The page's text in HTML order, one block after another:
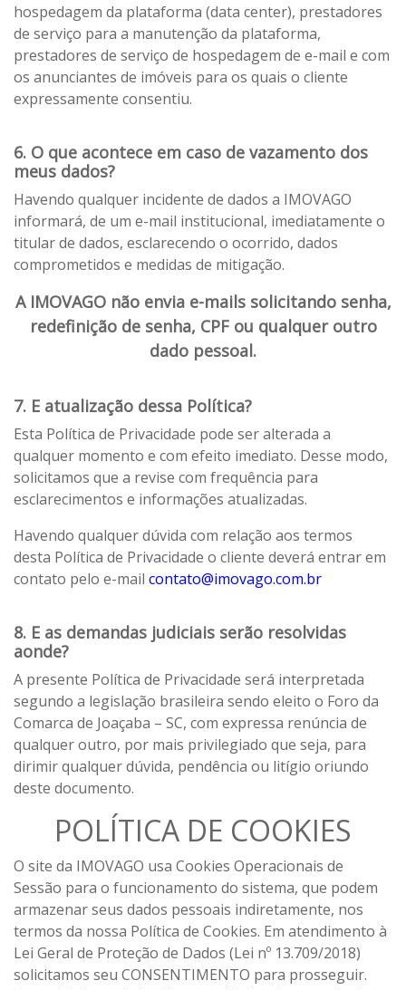
hospedagem da plataforma (data center), prestadores
de serviço para a manutenção da plataforma,
prestadores de serviço de hospedagem de e-mail e com
os anunciantes de imóveis para os quais o cliente
expressamente consentiu.
6. O que acontece em caso de vazamento dos
meus dados?
Havendo qualquer incidente de dados a IMOVAGO
informará, de um e-mail institucional, imediatamente o
titular de dados, esclarecendo o ocorrido, dados
comprometidos e medidas de mitigação.
A IMOVAGO não envia e-mails solicitando senha,
redefinição de senha, CPF ou qualquer outro
dado pessoal.
7. E atualização dessa Política?
Esta Política de Privacidade pode ser alterada a
qualquer momento e com efeito imediato. Desse modo,
solicitamos que a revise com frequência para
esclarecimentos e informações atualizadas.
Havendo qualquer dúvida com relação aos termos
desta Política de Privacidade o cliente deverá entrar em
contato pelo e-mail contato@imovago.com.br
8. E as demandas judiciais serão resolvidas
aonde?
A presente Política de Privacidade será interpretada
segundo a legislação brasileira sendo eleito o Foro da
Comarca de Joaçaba – SC, com expressa renúncia de
qualquer outro, por mais privilegiado que seja, para
dirimir qualquer dúvida, pendência ou litígio oriundo
deste documento.
POLÍTICA DE COOKIES
O site da IMOVAGO usa Cookies Operacionais de
Sessão para o funcionamento do sistema, que podem
armazenar seus dados pessoais indiretamente, nos
termos da nossa Política de Cookies. Em atendimento à
Lei Geral de Proteção de Dados (Lei nº 13.709/2018)
solicitamos seu CONSENTIMENTO para prosseguir.